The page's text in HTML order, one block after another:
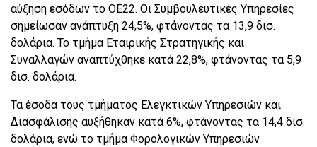
αύξηση εσόδων το ΟΕ22. Οι Συμβουλευτικές Υπηρεσίες
σημείωσαν ανάπτυξη 24,5%, φτάνοντας τα 13,9 δισ.
δολάρια. Το τμήμα Εταιρικής Στρατηγικής και
Συναλλαγών αναπτύχθηκε κατά 22,8%, φτάνοντας τα 5,9
δισ. δολάρια.
Τα έσοδα τους τμήματος Ελεγκτικών Υπηρεσιών και
Διασφάλισης αυξήθηκαν κατά 6%, φτάνοντας τα 14,4 δισ.
δολάρια, ενώ το τμήμα Φορολογικών Υπηρεσιών